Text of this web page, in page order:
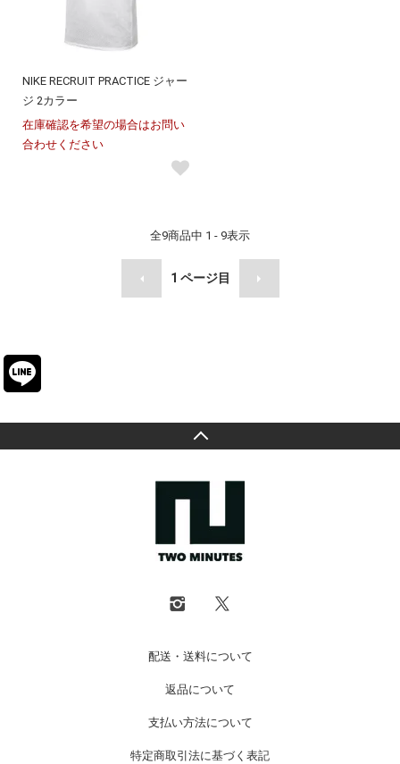
NIKE RECRUIT PRACTICE ジャー
ジ 2カラー
在庫確認を希望の場合はお問い
合わせください
全9商品中 1 - 9表示
1 ページ目
配送・送料について
返品について
支払い方法について
特定商取引法に基づく表記